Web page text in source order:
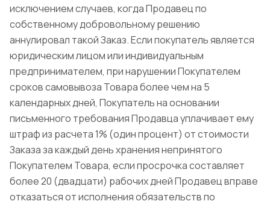
исключением случаев, когда Продавец по
собственному добровольному решению
аннулировал такой Заказ. Если покупатель является
юридическим лицом или индивидуальным
предпринимателем, при нарушении Покупателем
сроков самовывоза Товара более чем на 5
календарных дней, Покупатель на основании
письменного требования Продавца уплачивает ему
штраф из расчета 1% (один процент) от стоимости
Заказа за каждый день хранения непринятого
Покупателем Товара, если просрочка составляет
более 20 (двадцати) рабочих дней Продавец вправе
отказаться от исполнения обязательств по